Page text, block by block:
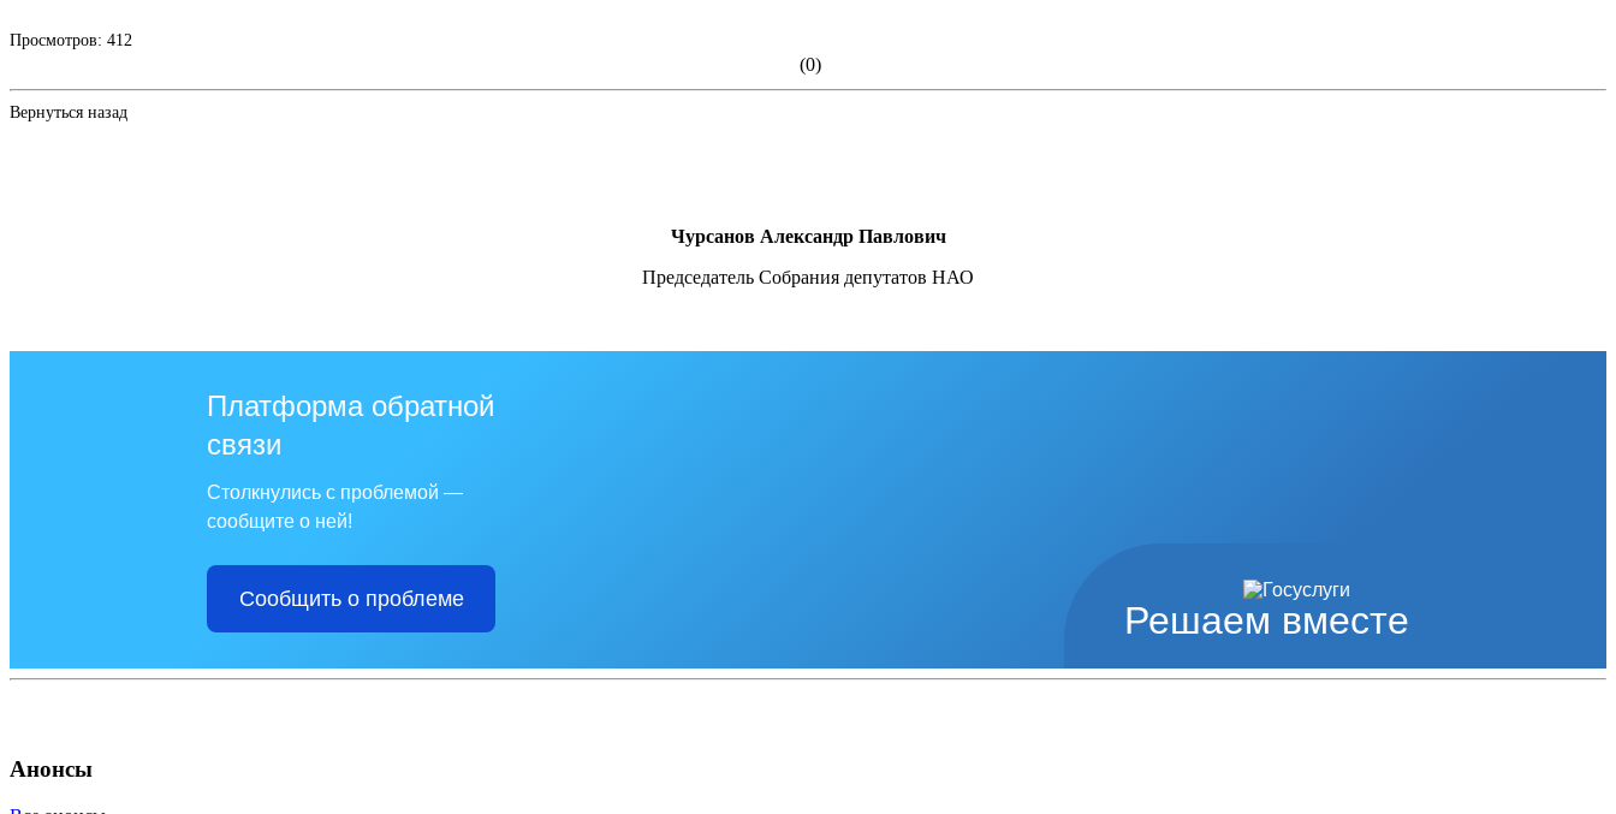
Просмотров: 412
(0)
Вернуться назад
Чурсанов Александр Павлович
Председатель Собрания депутатов НАО
Решаем вместе
Платформа обратной
связи
Столкнулись с проблемой —
сообщите о ней!
Сообщить о проблеме
Анонсы